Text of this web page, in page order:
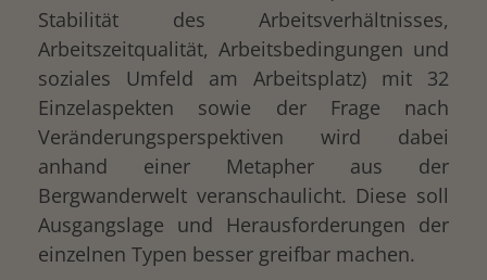
Stabilität des Arbeitsverhältnisses,
Arbeitszeitqualität, Arbeitsbedingungen und
soziales Umfeld am Arbeitsplatz) mit 32
Einzelaspekten sowie der Frage nach
Veränderungsperspektiven wird dabei
anhand einer Metapher aus der
Bergwanderwelt veranschaulicht. Diese soll
Ausgangslage und Herausforderungen der
einzelnen Typen besser greifbar machen.